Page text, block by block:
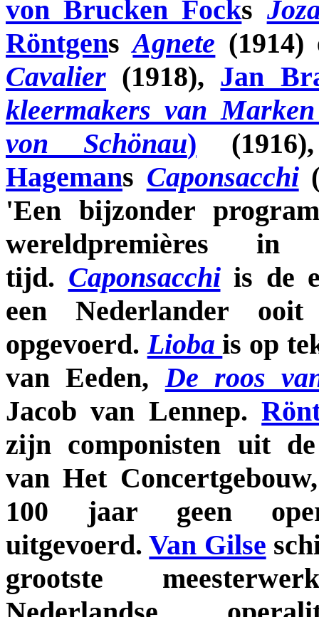
von Brucken Focks
RöntgensAgnete
Cavalier (1918), Jan
kleermakers van
von Schönau)
Hagemans Caponsacchi
'Een bijzonder
wereldpremières
tijd. Caponsacchiis de
een Nederlander
opgevoerd. Lioba is op
van Eeden, De roos
Jacob van Lennep.
zijn componisten uit
van Het
100 jaar geen
uitgevoerd.Van Gilse
grootste